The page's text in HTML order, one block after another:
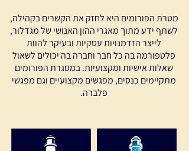
מטרת הפורומים היא לחזק את הקשרים בקהילה,
לשתף ידע מתוך מאגרי ההון האנושי של מגדלור,
לייצר הזדמנויות עסקיות ובעיקר להוות
פלטפורמה בה כל חבר וחברה בה יכולים לשאול
שאלות אישיות ומקצועיות. במסגרת הפורומים
מתקיימים כנסים, מפגשים מקצועיים וגם מפגשי
פלברה.